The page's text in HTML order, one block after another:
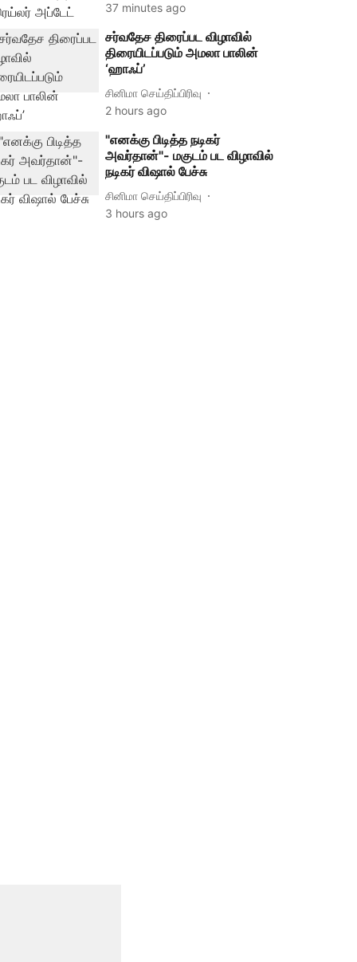
37 minutes ago
சர்வதேச திரைப்பட விழாவில்
திரையிடப்படும் அமலா பாலின்
‘ஹாஃப்’
சினிமா செய்திப்பிரிவு
2 hours ago
"எனக்கு பிடித்த நடிகர்
அவர்தான்"- மகுடம் பட விழாவில்
நடிகர் விஷால் பேச்சு
சினிமா செய்திப்பிரிவு
3 hours ago